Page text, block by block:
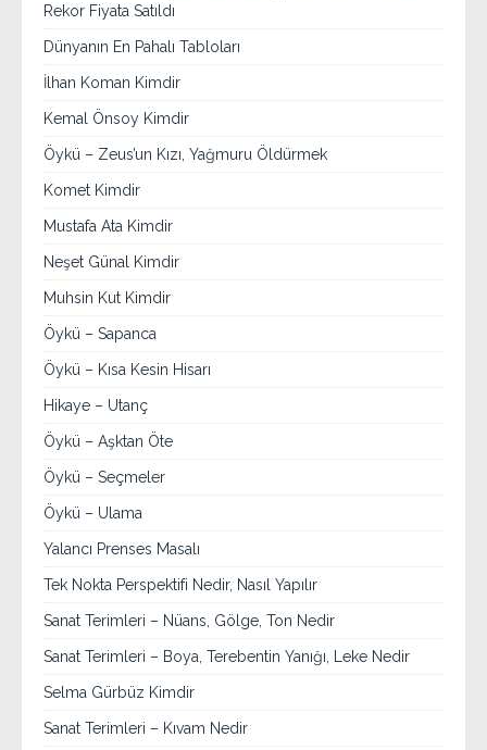
Rekor Fiyata Satıldı
Dünyanın En Pahalı Tabloları
İlhan Koman Kimdir
Kemal Önsoy Kimdir
Öykü – Zeus’un Kızı, Yağmuru Öldürmek
Komet Kimdir
Mustafa Ata Kimdir
Neşet Günal Kimdir
Muhsin Kut Kimdir
Öykü – Sapanca
Öykü – Kısa Kesin Hisarı
Hikaye – Utanç
Öykü – Aşktan Öte
Öykü – Seçmeler
Öykü – Ulama
Yalancı Prenses Masalı
Tek Nokta Perspektifi Nedir, Nasıl Yapılır
Sanat Terimleri – Nüans, Gölge, Ton Nedir
Sanat Terimleri – Boya, Terebentin Yanığı, Leke Nedir
Selma Gürbüz Kimdir
Sanat Terimleri – Kıvam Nedir